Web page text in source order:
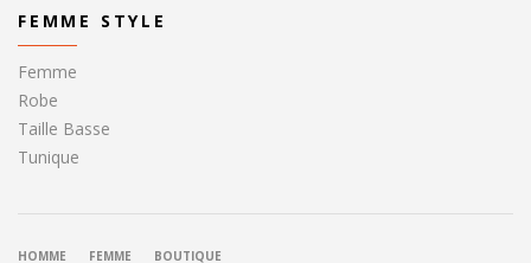
FEMME STYLE
Femme
Robe
Taille Basse
Tunique
HOMME FEMME BOUTIQUE